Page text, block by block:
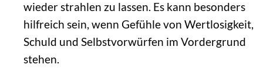
wieder strahlen zu lassen. Es kann besonders
hilfreich sein, wenn Gefühle von Wertlosigkeit,
Schuld und Selbstvorwürfen im Vordergrund
stehen.